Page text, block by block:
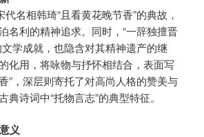
代名相韩琦“且看黄花晚节香”的典故，
名利的精神追求。同时，“一辞独擅晋
学成就，也隐含对其精神遗产的继
化用，将咏物与抒怀相结合，表面写
”，深层则寄托了对高尚人格的赞美与
典诗词中“托物言志”的典型特征。
义